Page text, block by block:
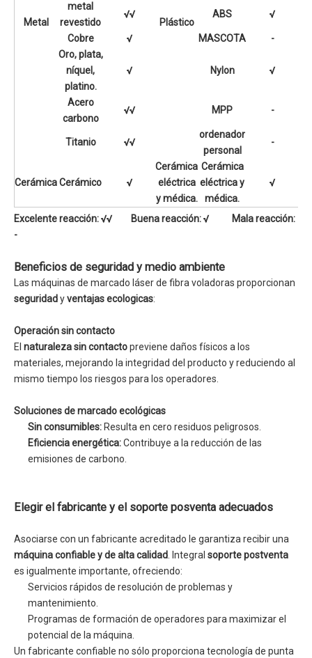
Metal Plástico
metal
revestido
√√ ABS √
Cobre √ MASCOTA
-
Oro, plata,
níquel,
platino.
√ Nylon √
Acero
carbono
√√ MPP -
Titanio √√
ordenador
personal
-
CerámicaCerámico √
Cerámica
eléctrica
y médica.
Cerámica
eléctrica y
médica.
√
Excelente reacción: √√ Buena reacción: √ Mala reacción:
-
Beneficios de seguridad y medio ambiente
Las máquinas de marcado láser de fibra voladoras proporcionan
seguridadyventajas ecologicas:
Operación sin contacto
El naturaleza sin contactopreviene daños físicos a los
materiales, mejorando la integridad del producto y reduciendo al
mismo tiempo los riesgos para los operadores.
Soluciones de marcado ecológicas
Sin consumibles: Resulta en cero residuos peligrosos.
Eficiencia energética:Contribuye a la reducción de las
emisiones de carbono.
Elegir el fabricante y el soporte posventa adecuados
Asociarse con un fabricante acreditado le garantiza recibir una
máquina confiable y de alta calidad . Integral soporte postventa
es igualmente importante, ofreciendo:
Servicios rápidos de resolución de problemas y
mantenimiento.
Programas de formación de operadores para maximizar el
potencial de la máquina.
Un fabricante confiable no sólo proporciona tecnología de punta